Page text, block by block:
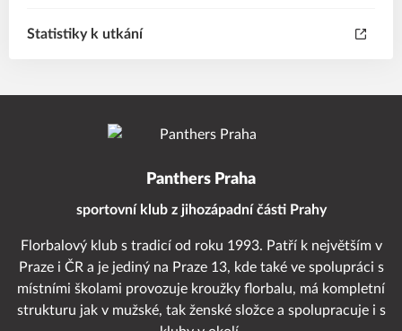
Statistiky k utkání
Panthers Praha
sportovní klub z jihozápadní části Prahy
Florbalový klub s tradicí od roku 1993. Patří k největším v
Praze i ČR a je jediný na Praze 13, kde také ve spolupráci s
místními školami provozuje kroužky florbalu, má kompletní
strukturu jak v mužské, tak ženské složce a spolupracuje i s